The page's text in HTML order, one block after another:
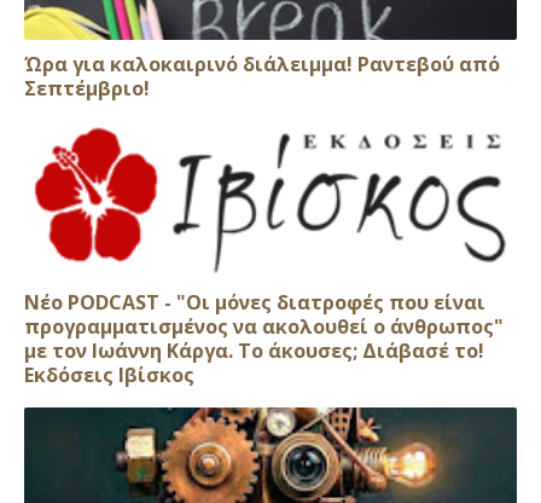
Ώρα για καλοκαιρινό διάλειμμα! Ραντεβού από
Σεπτέμβριο!
Νέο PODCAST - "Οι μόνες διατροφές που είναι
προγραμματισμένος να ακολουθεί ο άνθρωπος"
με τον Ιωάννη Κάργα. Το άκουσες; Διάβασέ το!
Εκδόσεις Ιβίσκος